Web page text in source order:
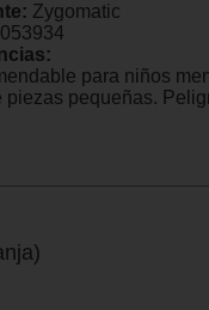
Zygomatic
para niños
piezas pequeñas.